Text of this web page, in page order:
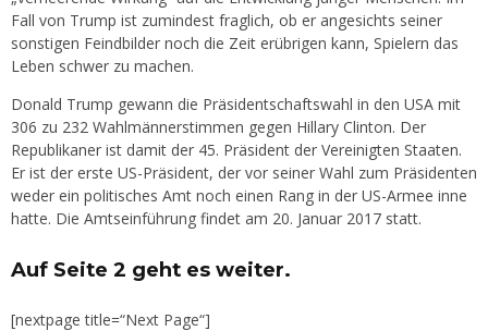
Fall von Trump ist zumindest fraglich, ob er angesichts seiner
sonstigen Feindbilder noch die Zeit erübrigen kann, Spielern das
Leben schwer zu machen.
Donald Trump gewann die Präsidentschaftswahl in den USA mit
306 zu 232 Wahlmännerstimmen gegen Hillary Clinton. Der
Republikaner ist damit der 45. Präsident der Vereinigten Staaten.
Er ist der erste US-Präsident, der vor seiner Wahl zum Präsidenten
weder ein politisches Amt noch einen Rang in der US-Armee inne
hatte. Die Amtseinführung findet am 20. Januar 2017 statt.
Auf Seite 2 geht es weiter.
[nextpage title=“Next Page“]